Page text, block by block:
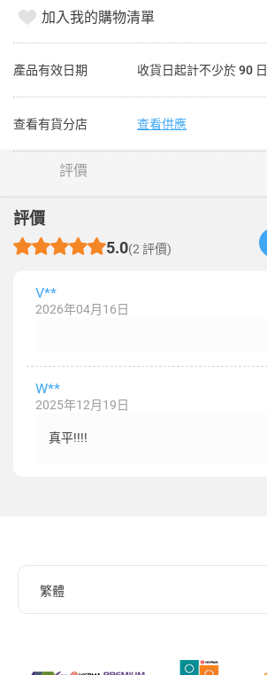
加入我的購物清單
產品有效日期 收貨日起計不少於 90 日
查看有貨分店 查看供應
評價
評價
5.0(2 評價)
V**
2026年04月16日
W**
2025年12月19日
真平!!!!